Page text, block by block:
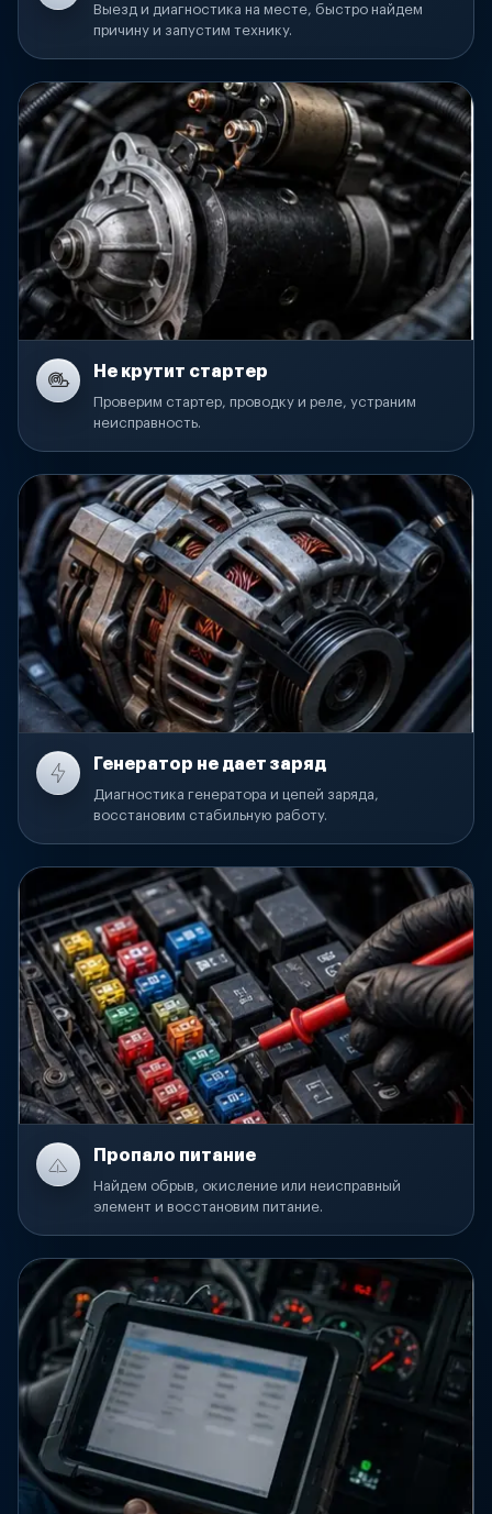
Выезд и диагностика на месте, быстро найдем
причину и запустим технику.
Не крутит стартер
Проверим стартер, проводку и реле, устраним
неисправность.
Генератор не дает заряд
Диагностика генератора и цепей заряда,
восстановим стабильную работу.
Пропало питание
Найдем обрыв, окисление или неисправный
элемент и восстановим питание.